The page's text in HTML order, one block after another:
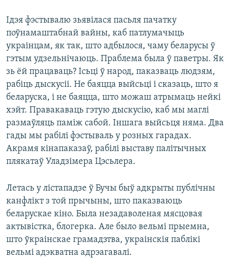
Ідэя фэстывалю зьявілася пасьля пачатку
поўнамаштабнай вайны, каб патлумачыць
украінцам, як так, што адбылося, чаму беларусы ў
гэтым удзельнічаюць. Праблема была ў паветры. Як
зь ёй працаваць? Ісьці ў народ, паказваць людзям,
рабіць дыскусіі. Не баяцца выйсьці і сказаць, што я
беларуска, і не баяцца, што можаш атрымаць нейкі
хэйт. Правакаваць гэтую дыскусію, каб мы маглі
размаўляць паміж сабой. Іншага выйсьця няма. Два
гады мы рабілі фэстываль у розных гарадах.
Акрамя кінапаказаў, рабілі выставу палітычных
плякатаў Уладзімера Цэсьлера.
Летась у лістападзе ў Бучы быў адкрыты публічны
канфлікт з той прычыны, што паказваюць
беларускае кіно. Была незадаволеная мясцовая
актывістка, блогерка. Але было вельмі прыемна,
што ўкраінскае грамадзтва, украінскія паблікі
вельмі адэкватна адрэагавалі.